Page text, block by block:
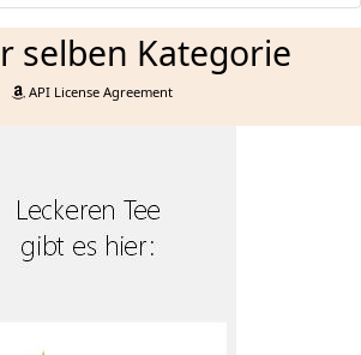
selben Kategorie
API License Agreement